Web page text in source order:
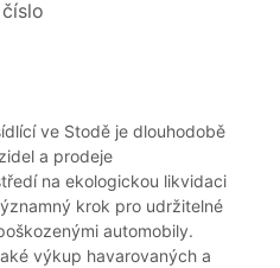
ve Stodě je dlouhodobě
a prodeje
na ekologickou likvidaci
krok pro udržitelné
automobily.
výkup havarovaných a